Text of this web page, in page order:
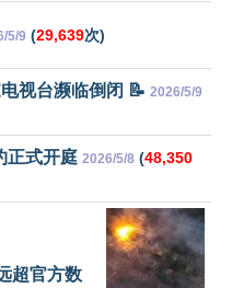
5/9 (29,639次)
视台濒临倒闭 📝 2026/5/9
正式开庭 2026/5/8 (48,350
超官方数